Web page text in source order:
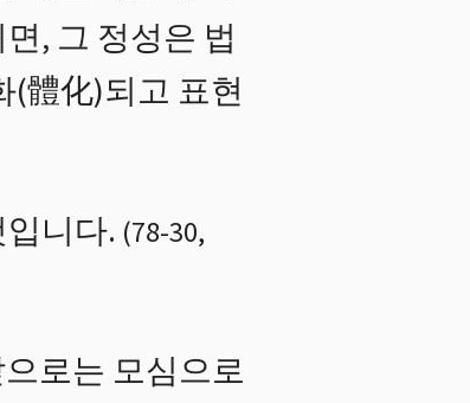
, 그 정성은 법
(體化)되고 표현
니다. (78-30,
로는 모심으로